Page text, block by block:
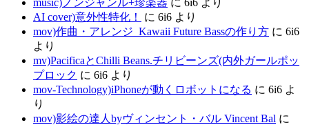
AI cover)意外性特化！
に 6i6 より
mov)作曲・アレンジ_Kawaii Future Bassの作り方 に 6i6
より
mv)PacificaとChilli Beans.チリビーンズ(内外ガールポッ
プロック に 6i6 より
mov-Technology)iPhoneが動くロボットになる に 6i6 よ
り
mov)影絵の達人byヴィンセント・バル Vincent Bal に